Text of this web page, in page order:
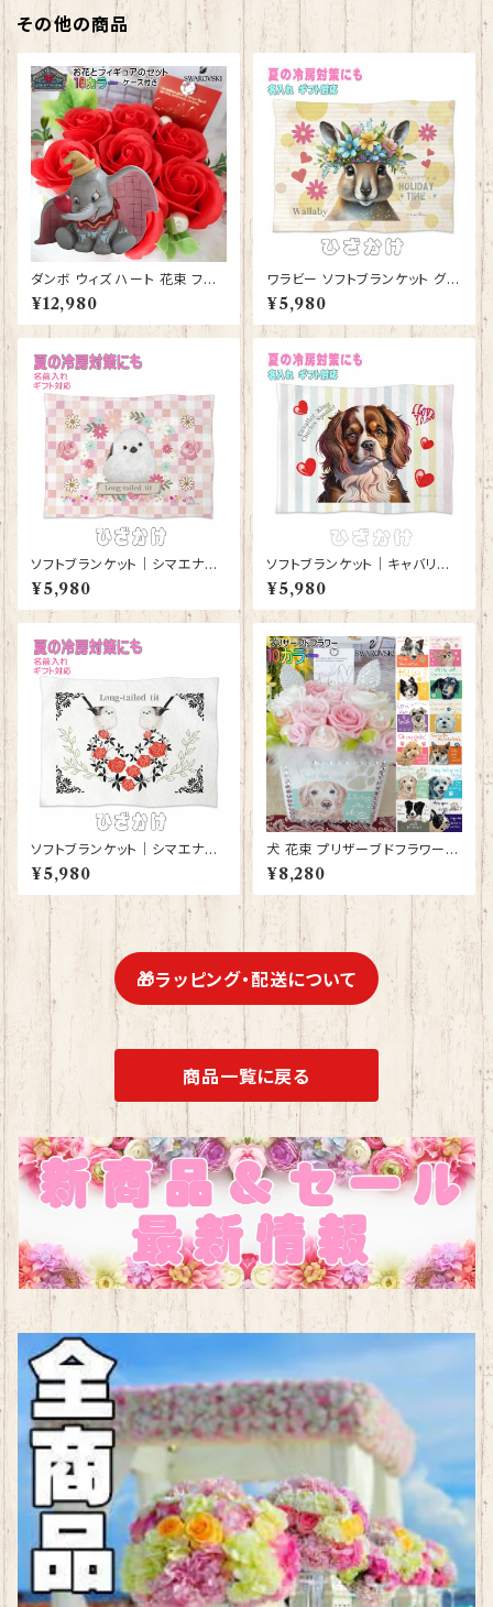
その他の商品
ダンボ ウィズ ハート 花束 フラ
ワーギフト 誕生日 プレゼント 贈
り物 ギフト ディズニー 花 ソープ
フラワー アレンジメント フィギュ
Disney Traditions 結婚祝い
結婚記念日 喜寿祝い 還暦祝い
JIM SHORE
¥12,980
ワラビー ソフトブランケット グッ
ズ ひざかけ 毛布雑貨 誕生日プ
レゼント ギフト【型番 SB-1000
9】お花の王冠
¥5,980
ソフトブランケット｜シマエナガ
グッズ ひざかけ 毛布【型番 SB-
116】ピンク しまえなが プレゼ
ント ギフト
¥5,980
ソフトブランケット｜キャバリア
キングチャールズスパニエル 犬
ドッグ 雑貨 グッズ ひざかけ 毛
布【型番 SB-10001 】
¥5,980
ソフトブランケット｜シマエナガ
グッズ ひざかけ 毛布【型番 SB-
132】モダン しまえなが プレゼ
ント ギフト
¥5,980
犬 花束 プリザーブドフラワー
仏花 お供え 仏壇 お祝い ギフト
プレゼント 誕生日 結婚記念日
結婚祝い
¥8,280
🎁ラッピング・配送について
商品一覧に戻る